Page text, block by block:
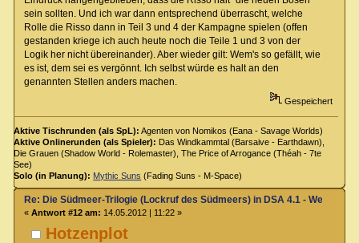
sein sollten. Und ich war dann entsprechend überrascht, welche
Rolle die Risso dann in Teil 3 und 4 der Kampagne spielen (offen
gestanden kriege ich auch heute noch die Teile 1 und 3 von der
Logik her nicht übereinander). Aber wieder gilt: Wem's so gefällt, wie
es ist, dem sei es vergönnt. Ich selbst würde es halt an den
genannten Stellen anders machen.
Gespeichert
Aktive Tischrunden (als SpL): Agenten von Nomikos (Eana - Savage Worlds)
Aktive Onlinerunden (als Spieler): Das Windkammtal (Barsaive - Earthdawn),
Die Grauen (Shadow World - Rolemaster), The Price of Arrogance (Théah - 7te
See)
Solo (in Planung): Mythic Suns (Fading Suns - M-Space)
Hotzenplot
Re: Die Südmeer-Trilogie (Lockruf des Südmeers) in DSA 4.1 - Wer hat
« Antwort #12 am: 14.05.2012 | 11:22 »